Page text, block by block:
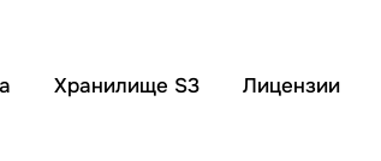
Хранилище S3 Лицензии